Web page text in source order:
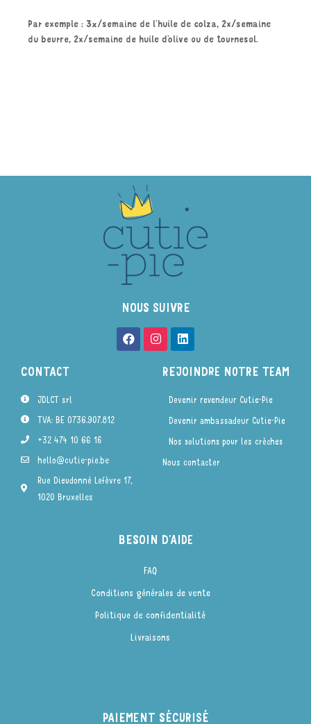
Par exemple : 3x/semaine de l’huile de colza, 2x/semaine
du beurre, 2x/semaine de huile d’olive ou de tournesol.
NOUS SUIVRE
CONTACT
JDLCT srl
TVA: BE 0736.907.812
+32 474 10 66 16
hello@cutie-pie.be
Rue Dieudonné Lefèvre 17,
1020 Bruxelles
REJOINDRE NOTRE TEAM
Devenir revendeur Cutie-Pie
Devenir ambassadeur Cutie-Pie
Nos solutions pour les crèches
Nous contacter
BESOIN D'AIDE
FAQ
Conditions générales de vente
Politique de confidentialité
Livraisons
PAIEMENT SÉCURISÉ